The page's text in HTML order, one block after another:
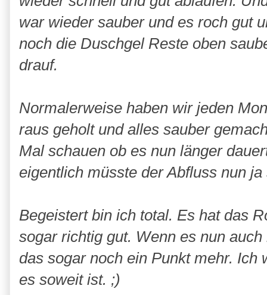
war wieder sauber und es roch gut
noch die Duschgel Reste oben
drauf.
Normalerweise haben wir jeden
raus geholt und alles sauber
Mal schauen ob es nun länger
eigentlich müsste der Abfluss nun
Begeistert bin ich total. Es hat das
sogar richtig gut. Wenn es nun
das sogar noch ein Punkt mehr.
es soweit ist. ;)